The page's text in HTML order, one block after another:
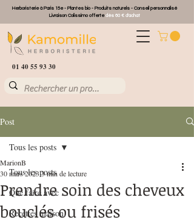
Herboristerie à Paris 15e - Plantes bio - Produits naturels - Conseil personnalisé
Livraison Colissimo offertedès 60 € d'achat
01 40 55 93 30
Post
Tous les posts
Que faire avec ...
Recettes maison
Tous les posts
Prendre soin des cheveux
bouclés ou frisés
MarionB
30 mars 2023 3 min de lecture